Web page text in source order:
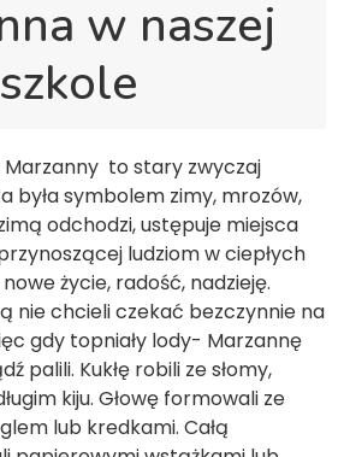
w naszej
szkole
Marzanny to stary zwyczaj
była symbolem zimy, mrozów,
odchodzi, ustępuje miejsca
ludziom w ciepłych
życie, radość, nadzieję.
nie chcieli czekać bezczynnie na
gdy topniały lody- Marzannę
palili. Kukłę robili ze słomy,
kiju. Głowę formowali ze
lub kredkami. Całą